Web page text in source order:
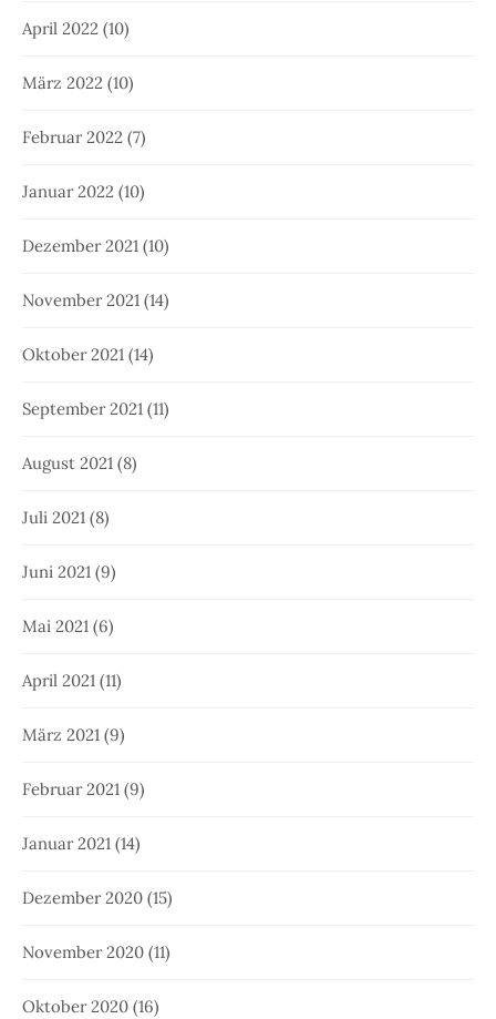
April 2022 (10)
März 2022 (10)
Februar 2022 (7)
Januar 2022 (10)
Dezember 2021 (10)
November 2021 (14)
Oktober 2021 (14)
September 2021 (11)
August 2021 (8)
Juli 2021 (8)
Juni 2021 (9)
Mai 2021 (6)
April 2021 (11)
März 2021 (9)
Februar 2021 (9)
Januar 2021 (14)
Dezember 2020 (15)
November 2020 (11)
Oktober 2020 (16)